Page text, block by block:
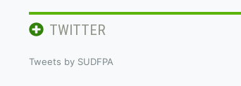
TWITTER
Tweets by SUDFPA